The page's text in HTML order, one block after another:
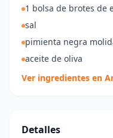
1 bolsa de brotes de
sal
pimienta negra
aceite de oliva
Ver ingredientes en
Detalles